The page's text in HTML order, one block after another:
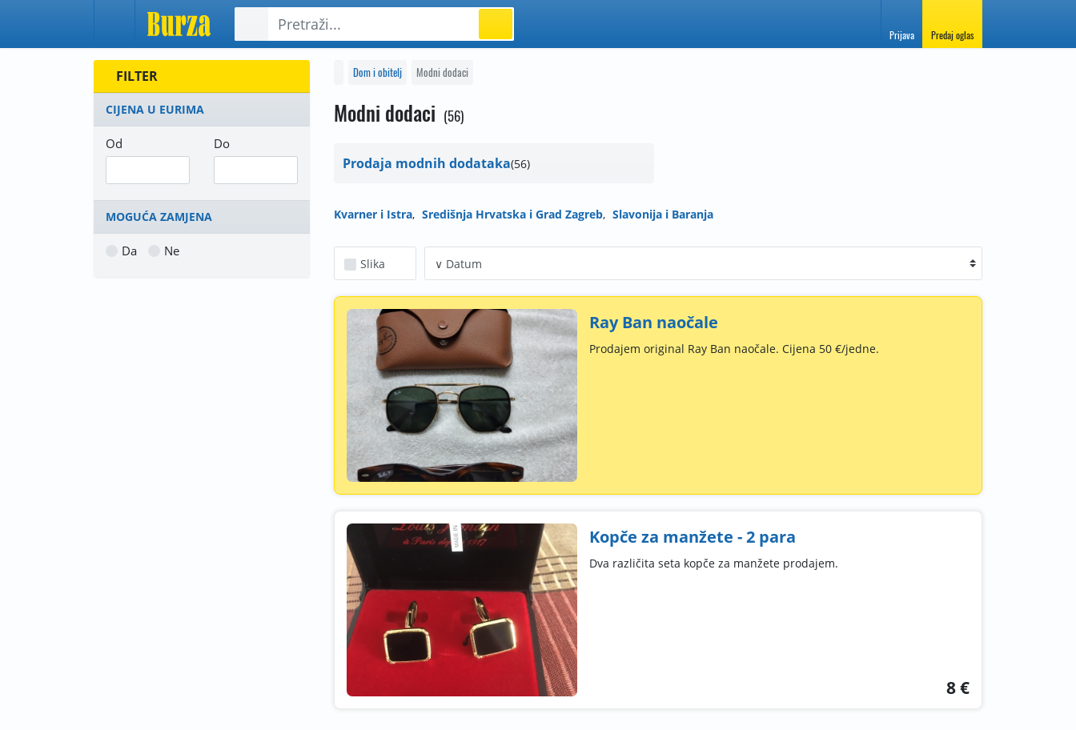
Prijava Predaj oglas
FILTER
CIJENA U EURIMA
Od Do
MOGUĆA ZAMJENA
Da Ne
Dom i obitelj Modni dodaci
Modni dodaci 56
Prodaja modnih dodataka 56
Kvarner i Istra Središnja Hrvatska i Grad Zagreb Slavonija i Baranja
Slika
Ray Ban naočale
Prodajem original Ray Ban naočale. Cijena 50 €/jedne.
Kopče za manžete - 2 para
Dva različita seta kopče za manžete prodajem.
8 €